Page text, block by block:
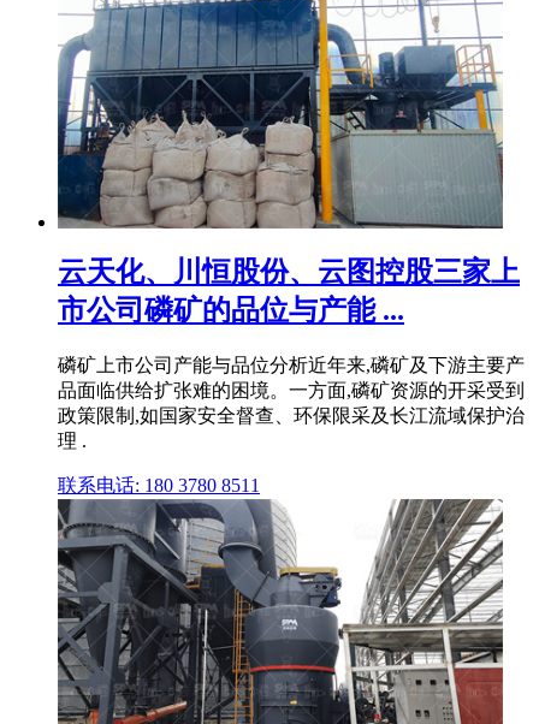
云天化、川恒股份、云图控股三家上
市公司磷矿的品位与产能 ...
磷矿上市公司产能与品位分析近年来,磷矿及下游主要产
品面临供给扩张难的困境。一方面,磷矿资源的开采受到
政策限制,如国家安全督查、环保限采及长江流域保护治
理 .
联系电话: 180 3780 8511